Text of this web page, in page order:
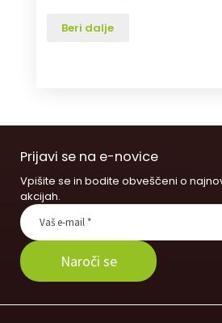
Beri dalje
Prijavi se na e-novice
Vpišite se in bodite obveščeni o
akcijah.